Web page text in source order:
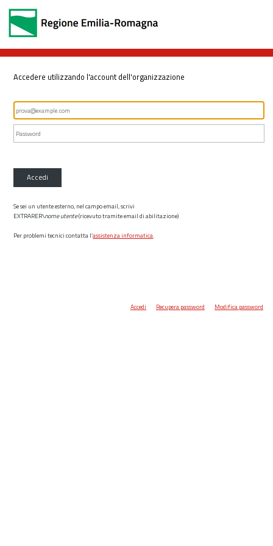
Accedere utilizzando l'account dell'organizzazione
Accedi
Se sei un utente esterno, nel campo email, scrivi
EXTRARER\nome utente(ricevuto tramite email di abilitazione)
Per problemi tecnici contatta l’assistenza informatica.
Accedi Recupera password Modifica password